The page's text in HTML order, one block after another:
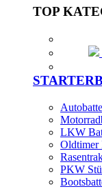
TOP
LKW
Oldtimer
PKW